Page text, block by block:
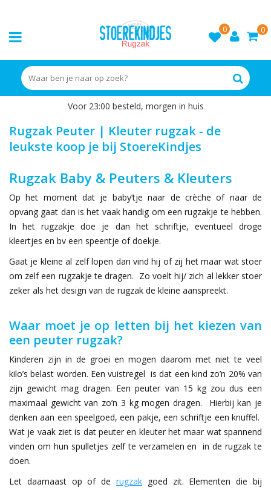
0
0
Voor 23:00 besteld, morgen in huis
Rugzak Peuter | Kleuter rugzak - de
leukste koop je bij StoereKindjes
Rugzak Baby & Peuters & Kleuters
Op het moment dat je baby’tje naar de crèche of naar de
opvang gaat dan is het vaak handig om een rugzakje te hebben.
In het rugzakje doe je dan het schriftje, eventueel droge
kleertjes en bv een speentje of doekje.
Gaat je kleine al zelf lopen dan vind hij of zij het maar wat stoer
om zelf een rugzakje te dragen. Zo voelt hij/ zich al lekker stoer
zeker als het design van de rugzak de kleine aanspreekt.
Waar moet je op letten bij het kiezen van
een peuter rugzak?
Kinderen zijn in de groei en mogen daarom met niet te veel
kilo’s belast worden. Een vuistregel is dat een kind zo’n 20% van
zijn gewicht mag dragen. Een peuter van 15 kg zou dus een
maximaal gewicht van zo’n 3 kg mogen dragen. Hierbij kan je
denken aan een speelgoed, een pakje, een schriftje een knuffel.
Wat je vaak ziet is dat peuter en kleuter het maar wat spannend
vinden om hun spulletjes zelf te verzamelen en in de rugzak te
doen.
Let daarnaast op of de rugzak goed zit. Elementen die bij